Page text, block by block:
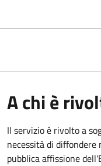
A chi è
Il servizio è rivolto a
necessità di
pubblica affissione